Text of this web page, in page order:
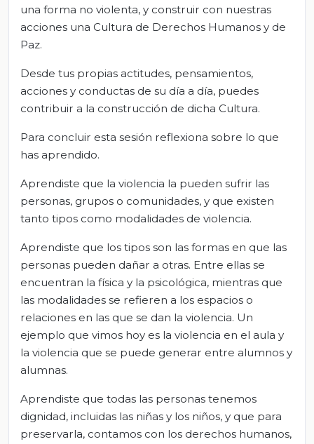
una forma no violenta, y construir con nuestras
acciones una Cultura de Derechos Humanos y de
Paz.
Desde tus propias actitudes, pensamientos,
acciones y conductas de su día a día, puedes
contribuir a la construcción de dicha Cultura.
Para concluir esta sesión reflexiona sobre lo que
has aprendido.
Aprendiste que la violencia la pueden sufrir las
personas, grupos o comunidades, y que existen
tanto tipos como modalidades de violencia.
Aprendiste que los tipos son las formas en que las
personas pueden dañar a otras. Entre ellas se
encuentran la física y la psicológica, mientras que
las modalidades se refieren a los espacios o
relaciones en las que se dan la violencia. Un
ejemplo que vimos hoy es la violencia en el aula y
la violencia que se puede generar entre alumnos y
alumnas.
Aprendiste que todas las personas tenemos
dignidad, incluidas las niñas y los niños, y que para
preservarla, contamos con los derechos humanos,